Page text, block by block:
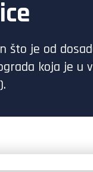
što je od
koja je u